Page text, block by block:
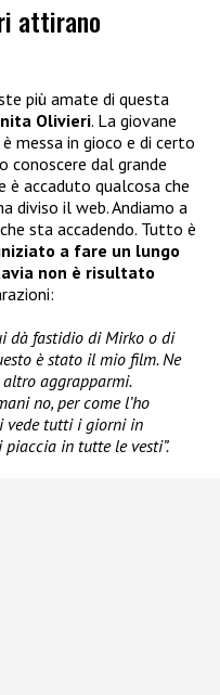
attirano
più amate di questa
Olivieri. La giovane
messa in gioco e di certo
conoscere dal grande
accaduto qualcosa che
diviso il web. Andiamo a
sta accadendo. Tutto è
a fare un lungo
non è risultato
dà fastidio di Mirko o di
è stato il mio film. Ne
aggrapparmi.
no, per come l’ho
vede tutti i giorni in
in tutte le vesti”.